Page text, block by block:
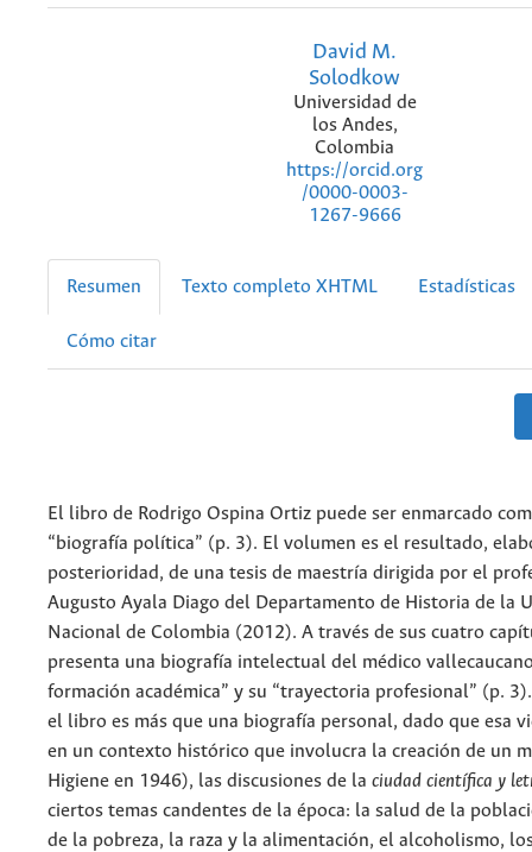
David M.
Solodkow
Universidad de
los Andes,
Colombia
https://orcid.org
/0000-0003-
1267-9666
Resumen Texto completo XHTML Estadísticas
Cómo citar
El libro de Rodrigo Ospina Ortiz puede ser enmarcado
“biografía política” (p. 3). El volumen es el resultado,
posterioridad, de una tesis de maestría dirigida por el
Augusto Ayala Diago del Departamento de Historia de la
Nacional de Colombia (2012). A través de sus cuatro
presenta una biografía intelectual del médico
formación académica” y su “trayectoria profesional” (p.
el libro es más que una biografía personal, dado que esa
en un contexto histórico que involucra la creación de un
Higiene en 1946), las discusiones de la ciudad científica y
ciertos temas candentes de la época: la salud de la
de la pobreza, la raza y la alimentación, el alcoholismo,